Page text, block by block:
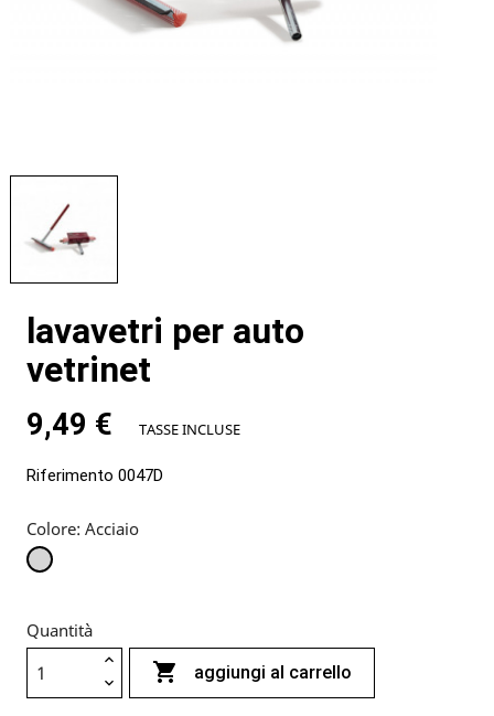
lavavetri per auto
vetrinet
9,49 € TASSE INCLUSE
Riferimento 0047D
Colore: Acciaio
Acciaio
Quantità
 aggiungi al carrello